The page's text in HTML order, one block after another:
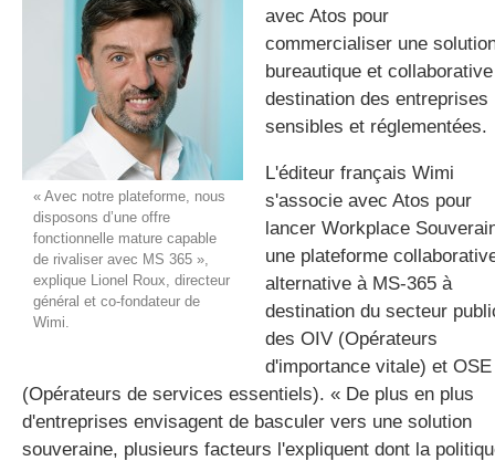
gratuite
« Avec notre plateforme, nous
disposons d’une offre
fonctionnelle mature capable
de rivaliser avec MS 365 »,
explique Lionel Roux, directeur
général et co-fondateur de
Wimi.
avec Atos pour
commercialiser une
bureautique et
destination des entreprises
sensibles et réglementées.
L'éditeur français Wimi
s'associe avec Atos pour
lancer Workplace
une plateforme
alternative à MS-365 à
destination du secteur
des OIV (Opérateurs
d'importance vitale) et OSE
(Opérateurs de services essentiels). « De plus en plus
d'entreprises envisagent de basculer vers une solution
souveraine, plusieurs facteurs l'expliquent dont la